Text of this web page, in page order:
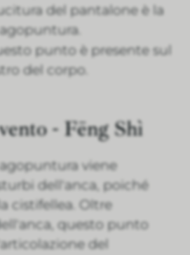
del pantalone è la
punto è presente sul
del corpo.
- Fēng Shì
viene
dell'anca, poiché
cistifellea. Oltre
questo punto
del